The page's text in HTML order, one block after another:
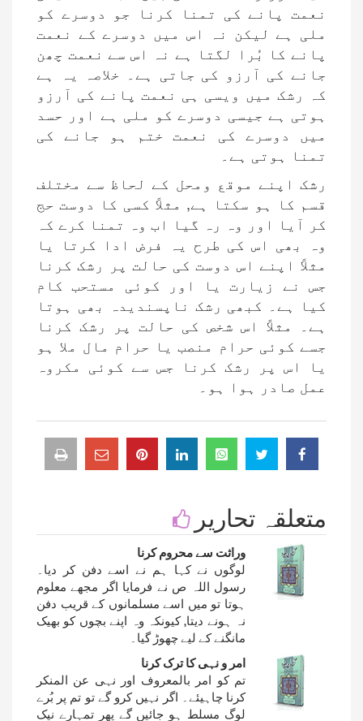
نعمت پانے کی تمنا کرنا جو دوسرے کو
ملی ہے لیکن نہ اس میں دوسرے کے نعمت
پانے کا بُرا لگتا ہے نہ اس سے نعمت چھن
جانے کی آرزو کی جاتی ہے۔ خلاصہ یہ ہے
کہ رشک میں ویسی ہی نعمت پانے کی آرزو
ہوتی ہے جیسی دوسرے کو ملی ہے اور حسد
میں دوسرے کی نعمت ختم ہو جانے کی
تمنا ہوتی ہے۔
رشک اپنے موقع ومحل کے لحاظ سے مختلف
قسم کا ہو سکتا ہے, مثلاً کسی کا دوست حج
کر آیا اور وہ رہ گیا اب وہ تمنا کرے کہ
وہ بھی اس کی طرح یہ فرض ادا کرتا یا
مثلاً اپنے اس دوست کی حالت پر رشک کرنا
جس نے زیارت یا اور کوئی مستحب کام
کیا ہے۔ کبھی رشک ناپسندیدہ بھی ہوتا
ہے۔ مثلاً اس شخص کی حالت پر رشک کرنا
جسے کوئی حرام منصب یا حرام مال ملا ہو
یا اس پر رشک کرنا جس سے کوئی مکروہ
عمل صادر ہوا ہو۔
متعلقہ تحاریر
وراثت سے محروم کرنا
لوگوں نے کہا ہم نے اسے دفن کر دیا۔
رسول اللہ ص نے فرمایا اگر مجھے معلوم
ہوتا تو میں اسے مسلمانوں کے قریب دفن
نہ ہونے دیتا, کیونکہ وہ اپنے بچوں کو بھیک
مانگنے کے لیے چھوڑ گیا۔
امر و نہی کا ترک کرنا
تم کو امر بالمعروف اور نہی عن المنکر
کرنا چاہیئے۔ اگر نہیں کرو گے تو تم پر بُرے
لوگ مسلط ہو جائیں گے پھر تمہارے نیک